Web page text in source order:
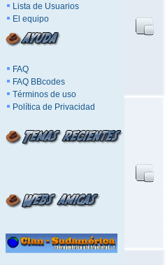
Lista de Usuarios
El equipo
FAQ
FAQ BBcodes
Términos de uso
Política de Privacidad